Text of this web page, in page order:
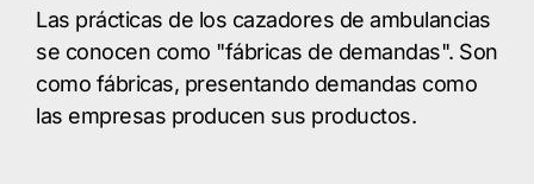
Las prácticas de los cazadores de ambulancias
se conocen como "fábricas de demandas". Son
como fábricas, presentando demandas como
las empresas producen sus productos.